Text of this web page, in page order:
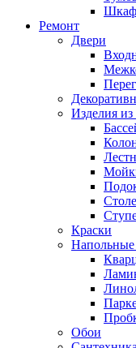
Ремонт
Двери
Изделия
Краски
Обои